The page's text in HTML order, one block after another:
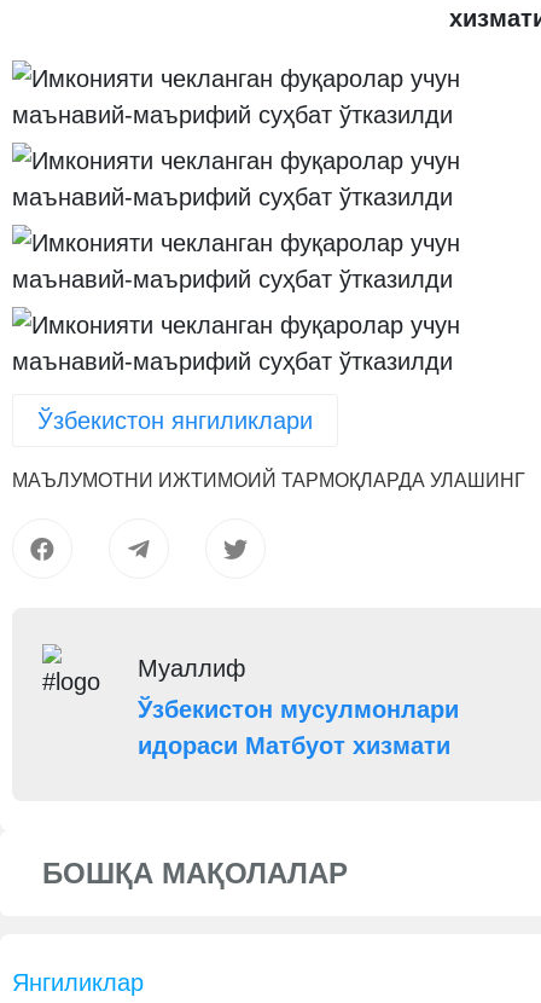
Ўзбекистон янгиликлари
МАЪЛУМОТНИ ИЖТИМОИЙ ТАРМОҚЛАРДА УЛАШИНГ
Муаллиф
Ўзбекистон мусулмонлари
идораси Матбуот хизмати
БОШҚА МАҚОЛАЛАР
Янгиликлар